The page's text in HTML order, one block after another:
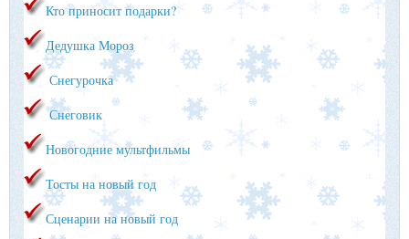
Кто приносит подарки?
Дедушка Мороз
Снегурочка
Снеговик
Новогодние мультфильмы
Тосты на новый год
Сценарии на новый год